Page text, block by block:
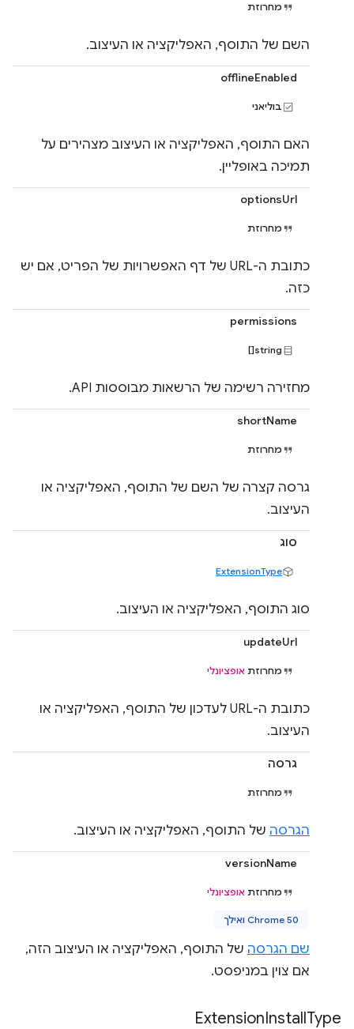
מחרוזת
השם של התוסף, האפליקציה או העיצוב.
offlineEnabled
בוליאני
האם התוסף, האפליקציה או העיצוב מצהירים על
תמיכה באופליין.
optionsUrl
מחרוזת
כתובת ה-URL של דף האפשרויות של הפריט, אם יש
כזה.
permissions
string[]
מחזירה רשימה של הרשאות מבוססות API.
shortName
מחרוזת
גרסה קצרה של השם של התוסף, האפליקציה או
העיצוב.
סוג
ExtensionType
סוג התוסף, האפליקציה או העיצוב.
updateUrl
מחרוזת אופציונלי
כתובת ה-URL לעדכון של התוסף, האפליקציה או
העיצוב.
גרסה
מחרוזת
הגרסה של התוסף, האפליקציה או העיצוב.
versionName
מחרוזת אופציונלי
Chrome 50 ואילך
שם הגרסה של התוסף, האפליקציה או העיצוב הזה,
אם צוין במניפסט.
ExtensionInstallType